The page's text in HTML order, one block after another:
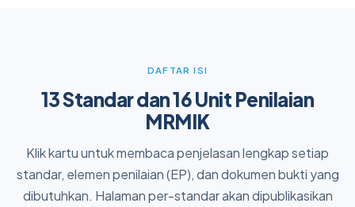
DAFTAR ISI
13 Standar dan 16 Unit Penilaian
MRMIK
Klik kartu untuk membaca penjelasan lengkap setiap
standar, elemen penilaian (EP), dan dokumen bukti yang
dibutuhkan. Halaman per-standar akan dipublikasikan